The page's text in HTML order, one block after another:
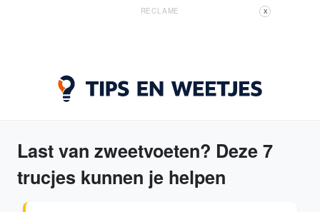
RECLAME X
Last van zweetvoeten? Deze 7
trucjes kunnen je helpen